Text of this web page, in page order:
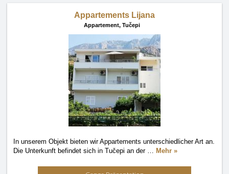
Appartements Lijana
Appartement, Tučepi
In unserem Objekt bieten wir Appartements unterschiedlicher Art an.
Die Unterkunft befindet sich in Tučepi an der … Mehr »